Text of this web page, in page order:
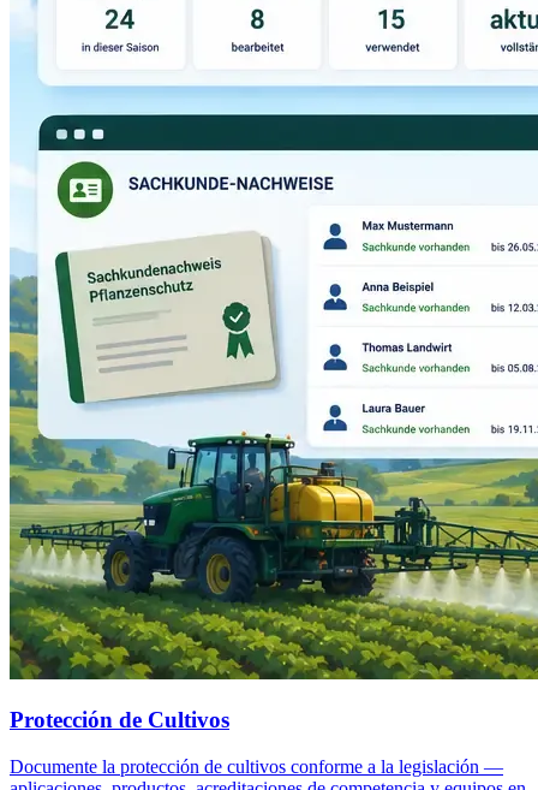
Protección de Cultivos
Documente la protección de cultivos conforme a la legislación —